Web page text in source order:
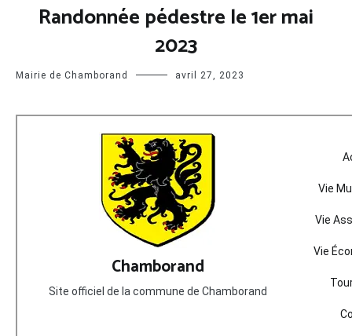
Randonnée pédestre le 1er mai
2023
Mairie de Chamborand avril 27, 2023